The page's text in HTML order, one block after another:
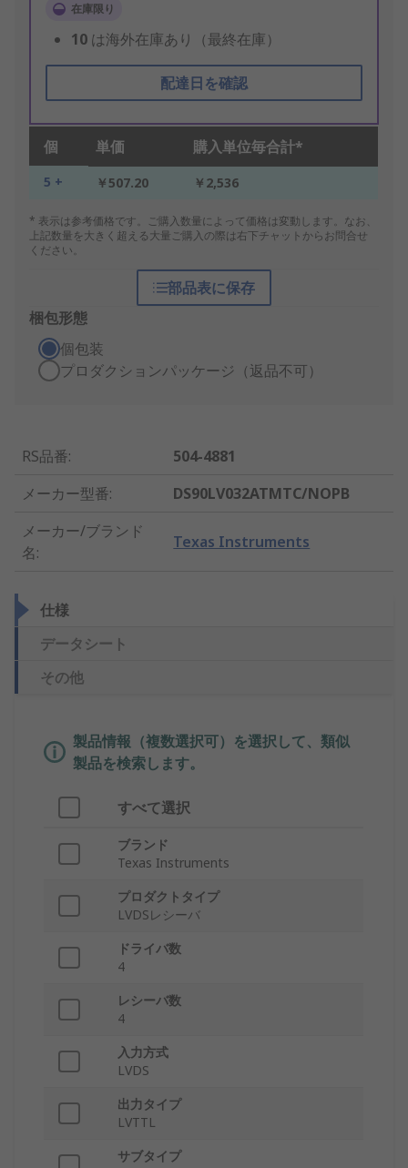
在庫限り
10 は海外在庫あり（最終在庫）
配達日を確認
個 単価 購入単位毎合計*
5 + ￥507.20 ￥2,536
* 表示は参考価格です。ご購入数量によって価格は変動します。なお、
上記数量を大きく超える大量ご購入の際は右下チャットからお問合せ
ください。
部品表に保存
梱包形態
個包装
プロダクションパッケージ（返品不可）
RS品番:
504-4881
メーカー型番:
DS90LV032ATMTC/NOPB
メーカー/ブランド
名:
Texas Instruments
仕様
データシート
その他
製品情報（複数選択可）を選択して、類似
製品を検索します。
すべて選択
ブランド
Texas Instruments
プロダクトタイプ
LVDSレシーバ
ドライバ数
4
レシーバ数
4
入力方式
LVDS
出力タイプ
LVTTL
サブタイプ